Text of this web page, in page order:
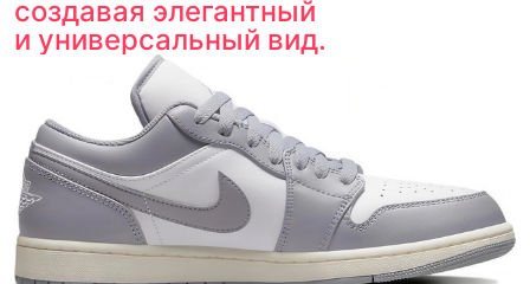
создавая элегантный
и универсальный вид.